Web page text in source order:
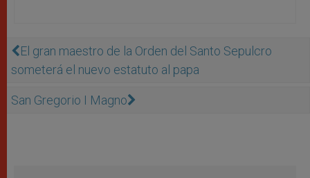
El gran maestro de la Orden del Santo Sepulcro
someterá el nuevo estatuto al papa
San Gregorio I Magno